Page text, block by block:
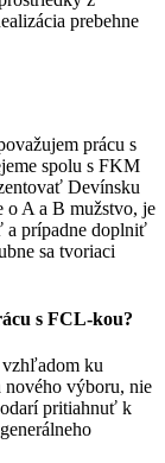
prebehne
prácu s
spolu s FKM
Devínsku
A a B mužstvo, je
a prípadne doplniť
sa tvoriaci
s FCL-kou?
vzhľadom ku
výboru, nie
pritiahnuť k